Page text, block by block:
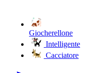
Giocherellone
Intelligente
Cacciatore